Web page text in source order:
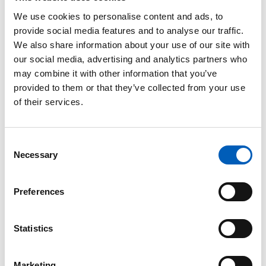
We use cookies to personalise content and ads, to
provide social media features and to analyse our traffic.
We also share information about your use of our site with
our social media, advertising and analytics partners who
may combine it with other information that you’ve
provided to them or that they’ve collected from your use
of their services.
Necessary
Preferences
Statistics
Forventet levealder for mænd
70 (2025)
Se graf arrow_forward
G
0,848 (2023)
Hjemsendte penge